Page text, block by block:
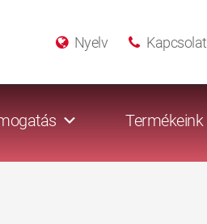
Nyelv
Termékeink